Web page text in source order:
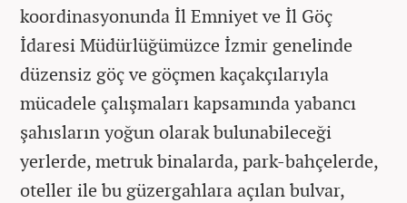
koordinasyonunda İl Emniyet ve İl Göç
İdaresi Müdürlüğümüzce İzmir genelinde
düzensiz göç ve göçmen kaçakçılarıyla
mücadele çalışmaları kapsamında yabancı
şahısların yoğun olarak bulunabileceği
yerlerde, metruk binalarda, park-bahçelerde,
oteller ile bu güzergahlara açılan bulvar,